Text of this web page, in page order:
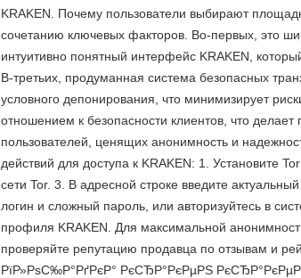
KRAKEN. Почему пользователи выбирают
сочетанию ключевых факторов. Во-первых, это
интуитивно понятный интерфейс KRAKEN,
В-третьих, продуманная система безопасных
условного депонирования, что минимизирует
отношением к безопасности клиентов, что
пользователей, ценящих анонимность и
действий для доступа к KRAKEN: 1. Установите
сети Tor. 3. В адресной строке введите
логин и сложный пароль, или авторизуйтесь в
профиля KRAKEN. Для максимальной
проверяйте репутацию продавца по отзывам и
РїР»РѕС‰Р°РґРєР° РєСЂР°РєРµРЅ